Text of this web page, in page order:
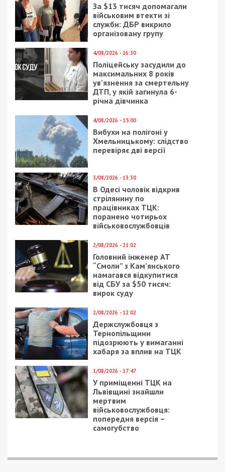
За $13 тисяч допомагали
військовим втекти зі
служби: ДБР викрило
організовану групу
4/08/2026 - 16:30
Поліцейську засудили до
максимальних 8 років
ув’язнення за смертельну
ДТП, у якій загинула 6-
річна дівчинка
4/08/2026 - 15:00
Вибухи на полігоні у
Хмельницькому: слідство
перевіряє дві версії
3/08/2026 - 13:30
В Одесі чоловік відкрив
стрілянину по
працівниках ТЦК:
поранено чотирьох
військовослужбовців
2/08/2026 - 21:02
Головний інженер АТ
“Смоли” з Кам’янського
намагався відкупитися
від СБУ за $50 тисяч:
вирок суду
2/08/2026 - 12:02
Держслужбовця з
Тернопільщини
підозрюють у вимаганні
хабаря за вплив на ТЦК
1/08/2026 - 17:47
У приміщенні ТЦК на
Львівщині знайшли
мертвим
військовослужбовця:
попередня версія –
самогубство